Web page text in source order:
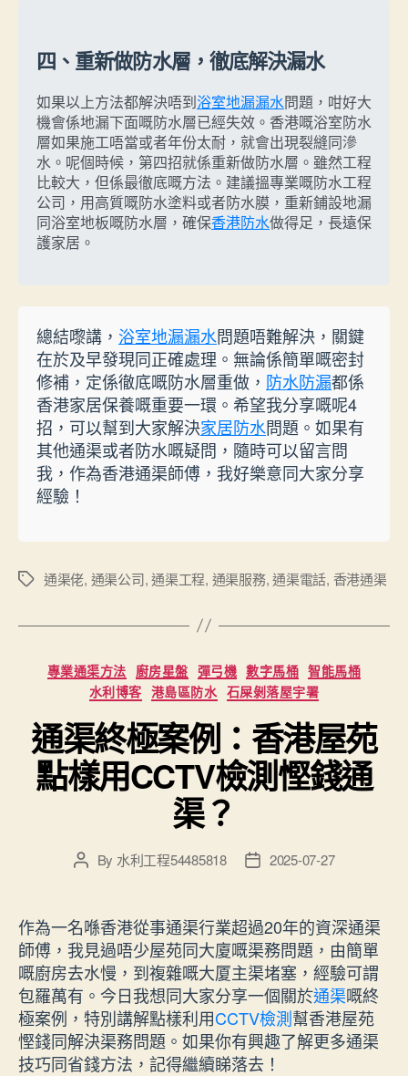
四、重新做防水層，徹底解決漏水
如果以上方法都解決唔到浴室地漏漏水問題，咁好大
機會係地漏下面嘅防水層已經失效。香港嘅浴室防水
層如果施工唔當或者年份太耐，就會出現裂縫同滲
水。呢個時候，第四招就係重新做防水層。雖然工程
比較大，但係最徹底嘅方法。建議搵專業嘅防水工程
公司，用高質嘅防水塗料或者防水膜，重新鋪設地漏
同浴室地板嘅防水層，確保香港防水做得足，長遠保
護家居。
總結嚟講， 浴室地漏漏水問題唔難解決，關鍵
在於及早發現同正確處理。無論係簡單嘅密封
修補，定係徹底嘅防水層重做， 防水防漏都係
香港家居保養嘅重要一環。希望我分享嘅呢4
招，可以幫到大家解決家居防水問題。如果有
其他通渠或者防水嘅疑問，隨時可以留言問
我，作為香港通渠師傅，我好樂意同大家分享
經驗！
Tags通渠佬, 通渠公司,通渠工程, 通渠服務,通渠電話, 香港通渠
Categories
專業通渠方法 廚房星盤 彈弓機 數字馬桶 智能馬桶
水利博客 港島區防水 石屎剝落屋宇署
通渠終極案例：香港屋苑
點樣用CCTV檢測慳錢通
渠？
PostBy 水利工程54485818
Post2025-07-27
作為一名喺香港從事通渠行業超過20年的資深通渠
師傅，我見過唔少屋苑同大廈嘅渠務問題，由簡單
嘅廚房去水慢，到複雜嘅大厦主渠堵塞，經驗可謂
包羅萬有。今日我想同大家分享一個關於通渠嘅終
極案例，特別講解點樣利用CCTV檢測幫香港屋苑
慳錢同解決渠務問題。如果你有興趣了解更多通渠
技巧同省錢方法，記得繼續睇落去！